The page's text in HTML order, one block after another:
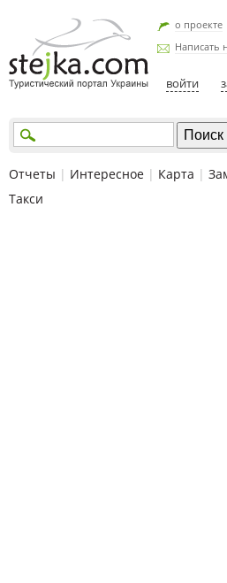
о проекте
Написать
войти
Отчеты | Интересное | Карта |
Такси